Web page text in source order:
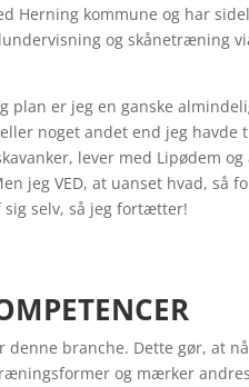
Herning kommune og har
og skånetræning
plan er jeg en ganske
noget andet end jeg havde
lever med Lipødem
jeg VED, at uanset hvad, så
sig selv, så jeg fortætter!
denne branche. Dette gør, at
og mærker